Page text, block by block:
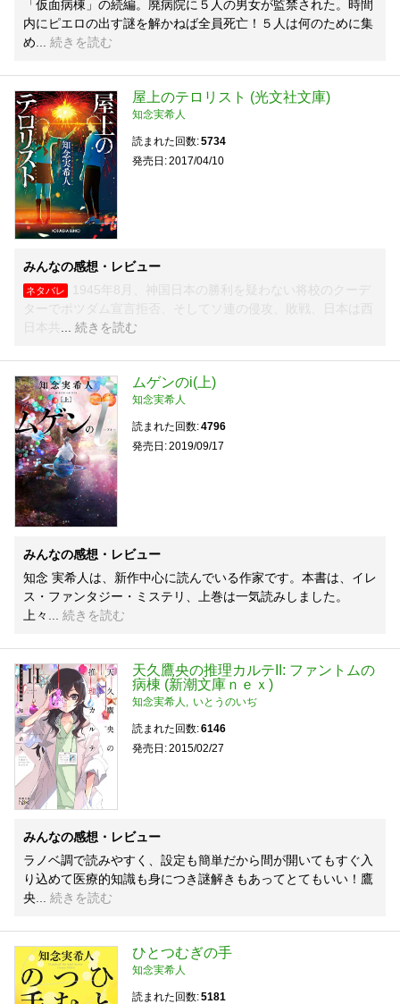
「仮面病棟」の続編。廃病院に５人の男女が監禁された。時間
内にピエロの出す謎を解かねば全員死亡！５人は何のために集
め
続きを読む
屋上のテロリスト (光文社文庫)
知念実希人
読まれた回数 5734
発売日 2017/04/10
みんなの感想・レビュー
ネタバレ
1945年8月、神国日本の勝利を疑わない将校のクーデ
ターでポツダム宣言拒否、そしてソ連の侵攻、敗戦、日本は西
続きを読む
ムゲンのi(上)
知念実希人
読まれた回数 4796
発売日 2019/09/17
みんなの感想・レビュー
知念 実希人は、新作中心に読んでいる作家です。本書は、イレ
ス・ファンタジー・ミステリ、上巻は一気読みしました。
上々
続きを読む
天久鷹央の推理カルテII: ファントムの
病棟 (新潮文庫ｎｅｘ)
知念実希人 いとうのいぢ
読まれた回数 6146
発売日 2015/02/27
みんなの感想・レビュー
ラノベ調で読みやすく、設定も簡単だから間が開いてもすぐ入
り込めて医療的知識も身につき謎解きもあってとてもいい！鷹
央
続きを読む
ひとつむぎの手
知念実希人
読まれた回数 5181